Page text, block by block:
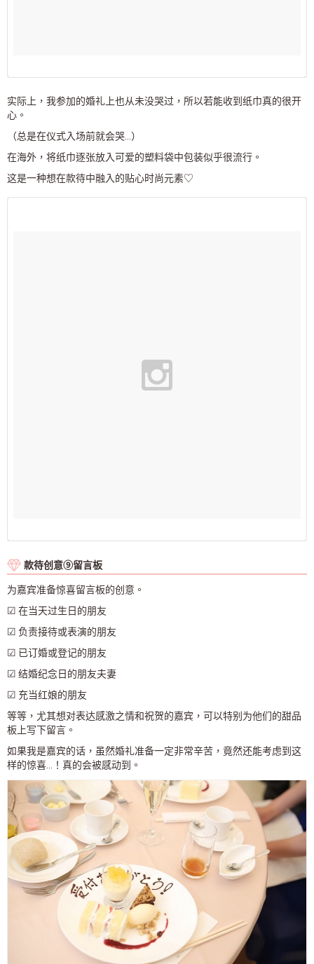
实际上，我参加的婚礼上也从未没哭过，所以若能收到纸巾真的很开
心。
（总是在仪式入场前就会哭…）
在海外，将纸巾逐张放入可爱的塑料袋中包装似乎很流行。
这是一种想在款待中融入的贴心时尚元素♡
款待创意⑨留言板
为嘉宾准备惊喜留言板的创意。
☑ 在当天过生日的朋友
☑ 负责接待或表演的朋友
☑ 已订婚或登记的朋友
☑ 结婚纪念日的朋友夫妻
☑ 充当红娘的朋友
等等，尤其想对表达感激之情和祝贺的嘉宾，可以特别为他们的甜品
板上写下留言。
如果我是嘉宾的话，虽然婚礼准备一定非常辛苦，竟然还能考虑到这
样的惊喜…！真的会被感动到。